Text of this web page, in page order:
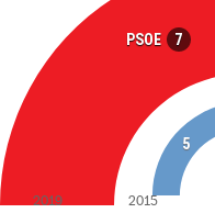
PSOE 7
5
2019 2015